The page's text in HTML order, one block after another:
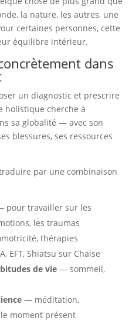
la nature, les autres, une
certaines personnes, cette
équilibre intérieur.
dans
un diagnostic et prescrire
holistique cherche à
sa globalité — avec son
blessures, ses ressources
par une combinaison
pour travailler sur les
les traumas
thérapies
EFT, Shiatsu sur Chaise
de vie — sommeil,
— méditation,
moment présent